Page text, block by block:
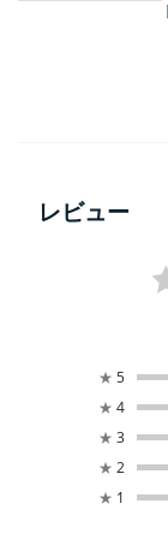
レビュー
★ 5
★ 4
★ 3
★ 2
★ 1